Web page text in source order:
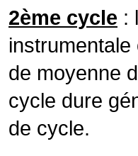
2ème cycle :
de moyenne
cycle dure
de cycle.